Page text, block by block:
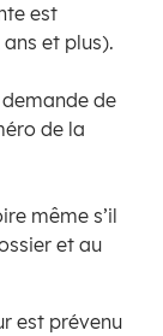
est
et plus).
de
de la
même s’il
et au
est prévenu